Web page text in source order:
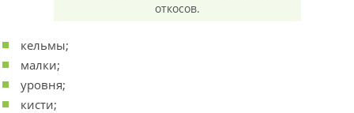
откосов.
кельмы;
малки;
уровня;
кисти;